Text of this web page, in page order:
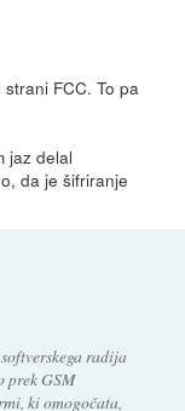
FCC. To pa
jaz delal
da je šifriranje
radija
prek GSM
ki omogočata,